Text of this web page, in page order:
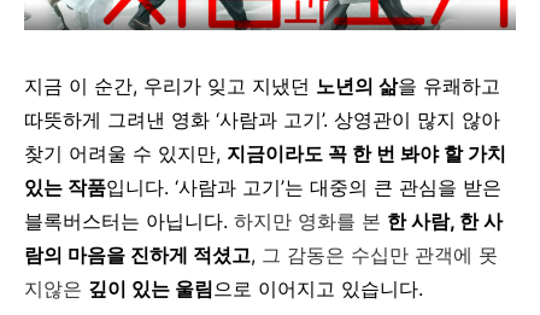
지금 이 순간, 우리가 잊고 지냈던 노년의 삶을 유쾌하고
따뜻하게 그려낸 영화 ‘사람과 고기’. 상영관이 많지 않아
찾기 어려울 수 있지만, 지금이라도 꼭 한 번 봐야 할 가치
있는 작품입니다. ‘사람과 고기’는 대중의 큰 관심을 받은
블록버스터는 아닙니다. 하지만 영화를 본 한 사람, 한 사
람의 마음을 진하게 적셨고, 그 감동은 수십만 관객에 못
지않은 깊이 있는 울림으로 이어지고 있습니다.